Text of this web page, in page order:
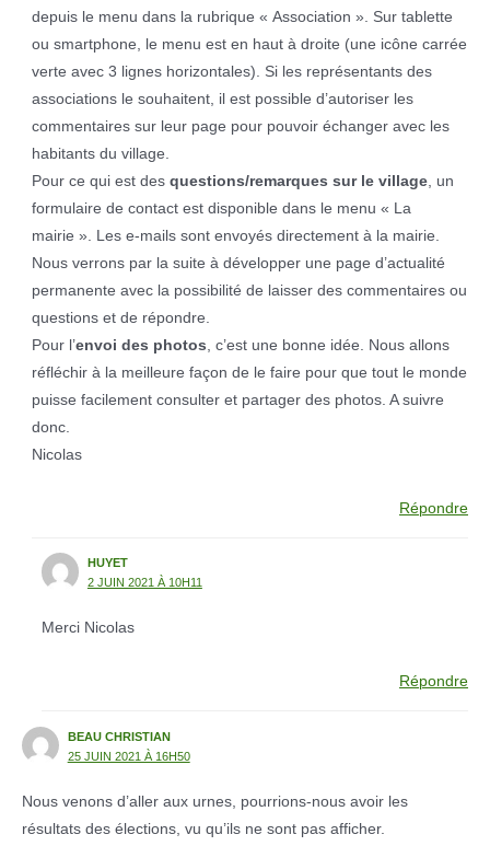
depuis le menu dans la rubrique « Association ». Sur tablette
ou smartphone, le menu est en haut à droite (une icône carrée
verte avec 3 lignes horizontales). Si les représentants des
associations le souhaitent, il est possible d’autoriser les
commentaires sur leur page pour pouvoir échanger avec les
habitants du village.
Pour ce qui est desquestions/remarques sur le village, un
formulaire de contact est disponible dans le menu « La
mairie ». Les e-mails sont envoyés directement à la mairie.
Nous verrons par la suite à développer une page d’actualité
permanente avec la possibilité de laisser des commentaires ou
questions et de répondre.
Pour l’envoi des photos, c’est une bonne idée. Nous allons
réfléchir à la meilleure façon de le faire pour que tout le monde
puisse facilement consulter et partager des photos. A suivre
donc.
Nicolas
Répondre
HUYET
2 JUIN 2021 À 10H11
Merci Nicolas
Répondre
BEAU CHRISTIAN
25 JUIN 2021 À 16H50
Nous venons d’aller aux urnes, pourrions-nous avoir les
résultats des élections, vu qu’ils ne sont pas afficher.